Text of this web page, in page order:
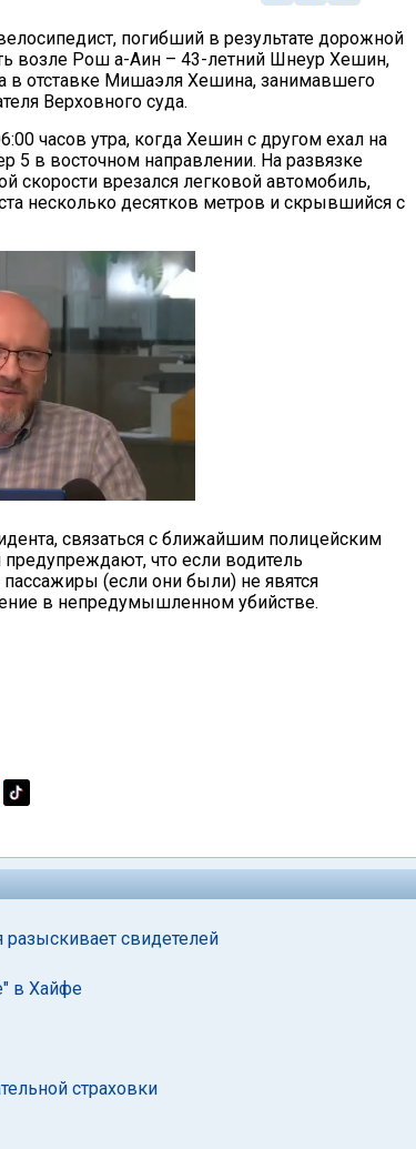
погибший в результате дорожной
возле Рош а-Аин – 43-летний Шнеур Хешин,
в отставке Мишаэля Хешина, занимавшего
Верховного суда.
часов утра, когда Хешин с другом ехал на
5 в восточном направлении. На развязке
скорости врезался легковой автомобиль,
несколько десятков метров и скрывшийся с
связаться с ближайшим полицейским
что если водитель
(если они были) не явятся
в непредумышленном убийстве.
свидетелей
в Хайфе
страховки